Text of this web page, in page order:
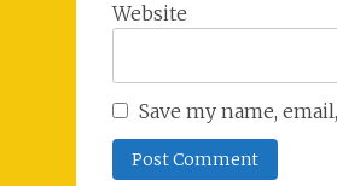
Website
Save my name,